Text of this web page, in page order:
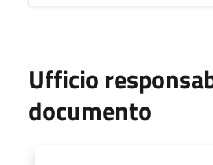
Ufficio
documento